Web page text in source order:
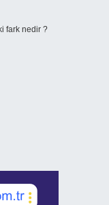
fark nedir ?